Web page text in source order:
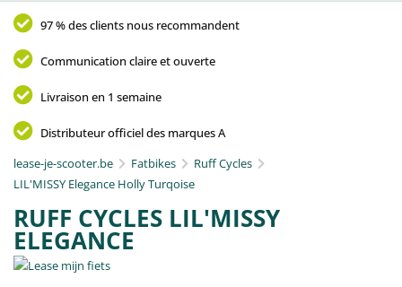
97 % des clients nous recommandent
Communication claire et ouverte
Livraison en 1 semaine
Distributeur officiel des marques A
lease-je-scooter.be
Fatbikes
Ruff Cycles
LIL'MISSY Elegance Holly Turqoise
RUFF CYCLES LIL'MISSY
ELEGANCE